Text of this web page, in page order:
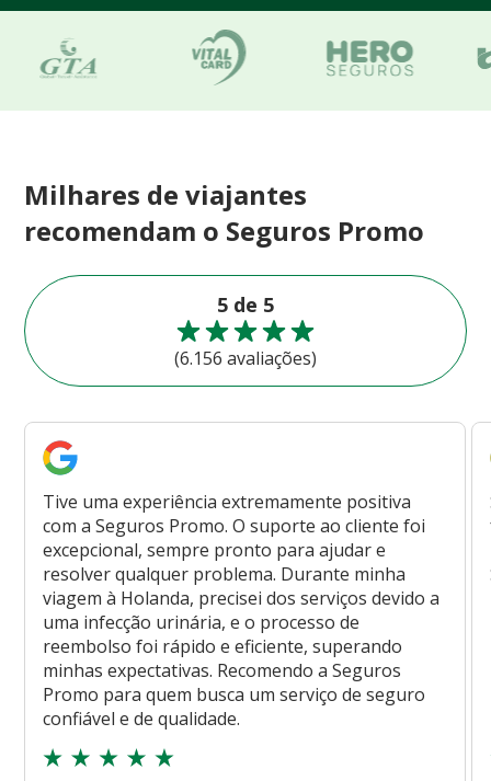
Milhares de viajantes
recomendam o Seguros Promo
5 de 5
(6.156 avaliações)
Tive uma experiência extremamente positiva
com a Seguros Promo. O suporte ao cliente foi
excepcional, sempre pronto para ajudar e
resolver qualquer problema. Durante minha
viagem à Holanda, precisei dos serviços devido a
uma infecção urinária, e o processo de
reembolso foi rápido e eficiente, superando
minhas expectativas. Recomendo a Seguros
Promo para quem busca um serviço de seguro
confiável e de qualidade.